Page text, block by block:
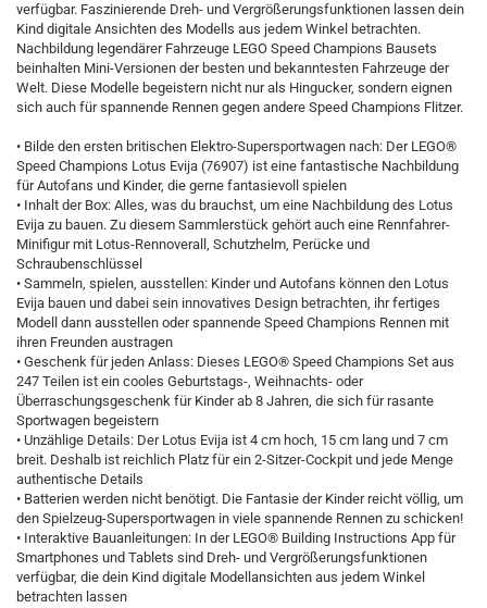
verfügbar. Faszinierende Dreh- und Vergrößerungsfunktionen lassen dein
Kind digitale Ansichten des Modells aus jedem Winkel betrachten.
Nachbildung legendärer Fahrzeuge LEGO Speed Champions Bausets
beinhalten Mini-Versionen der besten und bekanntesten Fahrzeuge der
Welt. Diese Modelle begeistern nicht nur als Hingucker, sondern eignen
sich auch für spannende Rennen gegen andere Speed Champions Flitzer.
• Bilde den ersten britischen Elektro-Supersportwagen nach: Der LEGO®
Speed Champions Lotus Evija (76907) ist eine fantastische Nachbildung
für Autofans und Kinder, die gerne fantasievoll spielen
• Inhalt der Box: Alles, was du brauchst, um eine Nachbildung des Lotus
Evija zu bauen. Zu diesem Sammlerstück gehört auch eine Rennfahrer-
Minifigur mit Lotus-Rennoverall, Schutzhelm, Perücke und
Schraubenschlüssel
• Sammeln, spielen, ausstellen: Kinder und Autofans können den Lotus
Evija bauen und dabei sein innovatives Design betrachten, ihr fertiges
Modell dann ausstellen oder spannende Speed Champions Rennen mit
ihren Freunden austragen
• Geschenk für jeden Anlass: Dieses LEGO® Speed Champions Set aus
247 Teilen ist ein cooles Geburtstags-, Weihnachts- oder
Überraschungsgeschenk für Kinder ab 8 Jahren, die sich für rasante
Sportwagen begeistern
• Unzählige Details: Der Lotus Evija ist 4 cm hoch, 15 cm lang und 7 cm
breit. Deshalb ist reichlich Platz für ein 2-Sitzer-Cockpit und jede Menge
authentische Details
• Batterien werden nicht benötigt. Die Fantasie der Kinder reicht völlig, um
den Spielzeug-Supersportwagen in viele spannende Rennen zu schicken!
• Interaktive Bauanleitungen: In der LEGO® Building Instructions App für
Smartphones und Tablets sind Dreh- und Vergrößerungsfunktionen
verfügbar, die dein Kind digitale Modellansichten aus jedem Winkel
betrachten lassen